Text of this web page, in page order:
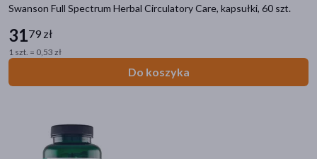
Swanson Full Spectrum Herbal Circulatory Care, kapsułki, 60 szt.
3179 zł
1 szt. = 0,53 zł
Do koszyka
pokaż więcej